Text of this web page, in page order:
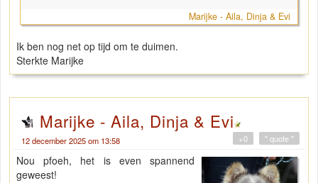
Marijke - Aila, Dinja & Evi
Ik ben nog net op tijd om te duimen.
Sterkte Marijke
Marijke - Aila, Dinja & Evi
12 december 2025 om 13:58 " quote "
+0
Nou pfoeh, het is even spannend
geweest!